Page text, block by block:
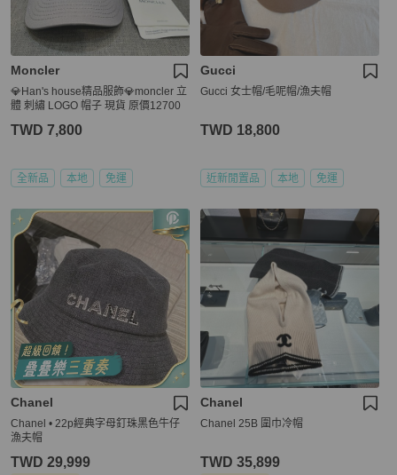
Moncler
💎Han's house精品服飾💎moncler 立
體 刺繡 LOGO 帽子 現貨 原價12700
TWD 7,800
全新品 本地 免運
Gucci
Gucci 女士帽/毛呢帽/漁夫帽
TWD 18,800
近新閒置品 本地 免運
Chanel
Chanel • 22p經典字母釘珠黑色牛仔
漁夫帽
TWD 29,999
Chanel
Chanel 25B 圍巾冷帽
TWD 35,899